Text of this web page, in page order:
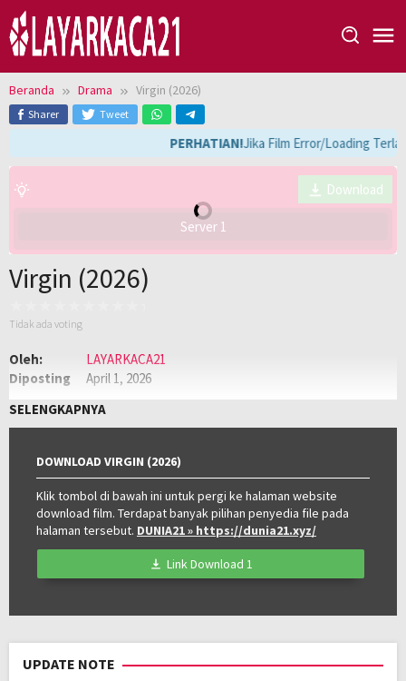
Loncat
ke
konten
Beranda Drama Virgin (2026)
Sharer Tweet
PERHATIAN!Jika Film Error/Loading
Download
Server 1
Virgin (2026)
Tidak ada voting
Oleh:
LAYARKACA21
Diposting
April 1, 2026
Kualitas:
HD
Negara:
Philippines
SELENGKAPNYA
DOWNLOAD VIRGIN (2026)
Klik tombol di bawah ini untuk pergi ke halaman website
download film. Terdapat banyak pilihan penyedia file pada
halaman tersebut. DUNIA21» https://dunia21.xyz/
Link Download 1
UPDATE NOTE